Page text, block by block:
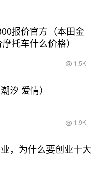
报价官方（本田金
托车什么价格）
1.5K
汐 爱情）
1.9K
，为什么要创业十大